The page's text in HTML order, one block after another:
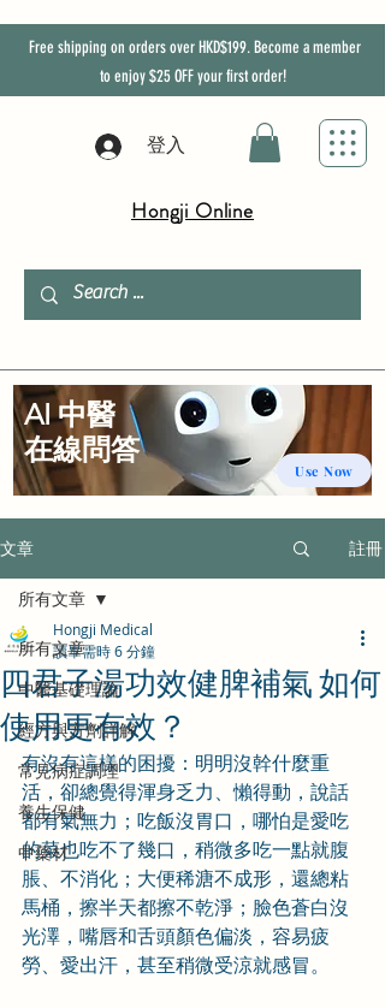
Free shipping on orders over HKD$199. Become a member
to enjoy$25 OFFyour first order!
登入
Hongji Online
文章 註冊
所有文章
中醫基礎理論
經方與方劑詳解
常見病症調理
養生保健
中藥材
所有文章
四君子湯功效健脾補氣 如何
使用更有效？
Hongji Medical
讀畢需時 6 分鐘
有沒有這樣的困擾：明明沒幹什麼重
活，卻總覺得渾身乏力、懶得動，說話
都有氣無力；吃飯沒胃口，哪怕是愛吃
的菜也吃不了幾口，稍微多吃一點就腹
脹、不消化；大便稀溏不成形，還總粘
馬桶，擦半天都擦不乾淨；臉色蒼白沒
光澤，嘴唇和舌頭顏色偏淡，容易疲
勞、愛出汗，甚至稍微受涼就感冒。
Use Now
AI 中醫
​在線問答